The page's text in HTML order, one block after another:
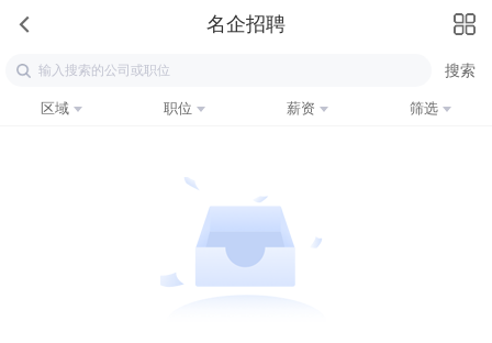
名企招聘
区域 职位 薪资 筛选